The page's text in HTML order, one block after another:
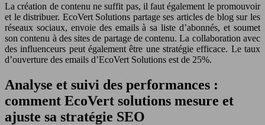
La création de contenu ne suffit pas, il faut également le promouvoir
et le distribuer. EcoVert Solutions partage ses articles de blog sur les
réseaux sociaux, envoie des emails à sa liste d’abonnés, et soumet
son contenu à des sites de partage de contenu. La collaboration avec
des influenceurs peut également être une stratégie efficace. Le taux
d’ouverture des emails d’EcoVert Solutions est de 25%.
Analyse et suivi des performances :
comment EcoVert solutions mesure et
ajuste sa stratégie SEO